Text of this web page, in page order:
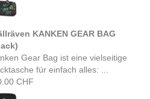
KANKEN GEAR BAG
Gear Bag ist eine vielseitige
für einfach alles: ...
CHF